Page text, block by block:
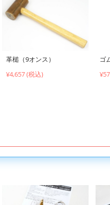
革槌（9オンス）
¥4,657 (税込)
ゴ